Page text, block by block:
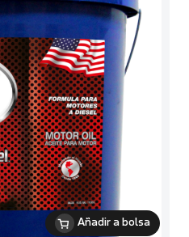
Añadir a bolsa